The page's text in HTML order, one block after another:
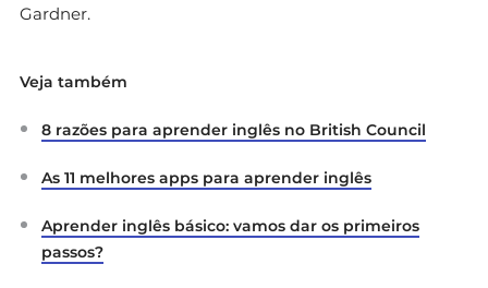
Gardner.
Veja também
8 razões para aprender inglês no British Council
As 11 melhores apps para aprender inglês
Aprender inglês básico: vamos dar os primeiros
passos?